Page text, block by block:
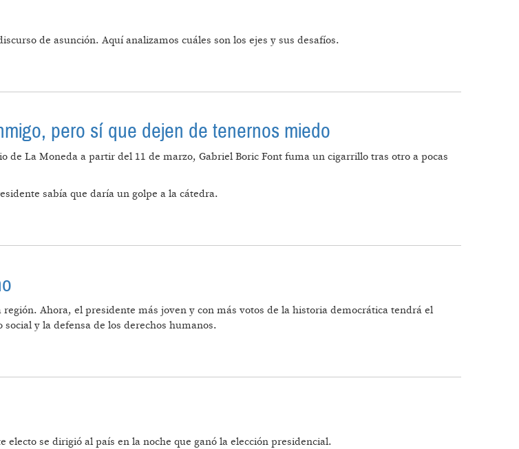
de asunción. Aquí analizamos cuáles son los ejes y sus desafíos.
pero sí que dejen de tenernos miedo
La Moneda a partir del 11 de marzo, Gabriel Boric Font fuma un cigarrillo tras otro a pocas
sabía que daría un golpe a la cátedra.
Ahora, el presidente más joven y con más votos de la historia democrática tendrá el
y la defensa de los derechos humanos.
se dirigió al país en la noche que ganó la elección presidencial.